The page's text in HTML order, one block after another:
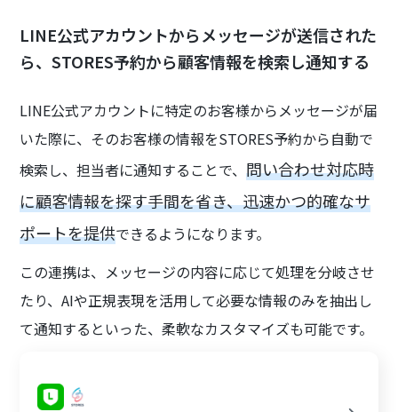
LINE公式アカウントからメッセージが送信された
ら、STORES予約から顧客情報を検索し通知する
LINE公式アカウントに特定のお客様からメッセージが届
いた際に、そのお客様の情報をSTORES予約から自動で
検索し、担当者に通知することで、問い合わせ対応時
に顧客情報を探す手間を省き、迅速かつ的確なサ
ポートを提供できるようになります。
この連携は、メッセージの内容に応じて処理を分岐させ
たり、AIや正規表現を活用して必要な情報のみを抽出し
て通知するといった、柔軟なカスタマイズも可能です。